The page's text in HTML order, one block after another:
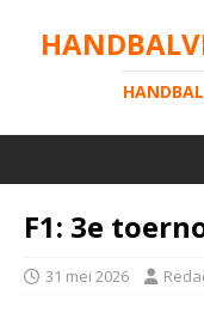
F1: 3e
31 mei 2026